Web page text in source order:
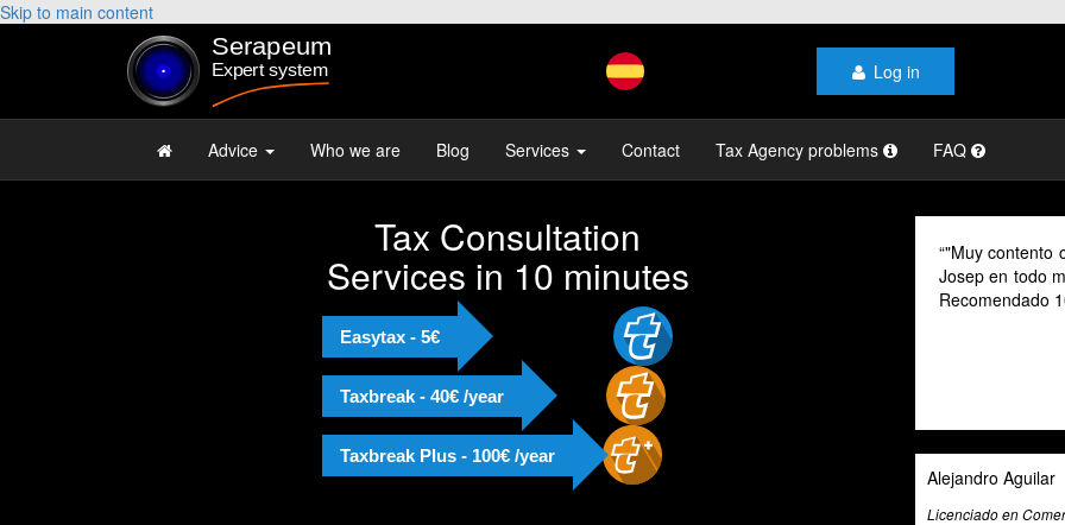
Skip to main content
Log in
Advice Who we are Blog Services Contact Tax Agency problems FAQ
Tax Consultation
Services in 10 minutes
Easytax - 5€
Taxbreak - 40€ /year
Taxbreak Plus - 100€ /year
"Muy contento con el profesionalismo y la atención de
Josep en todo momento, mi gestoría y la de mi familia.
Alejandro Aguilar
As a digital
their advice
cannot speak
Ali Roghani
Artificial